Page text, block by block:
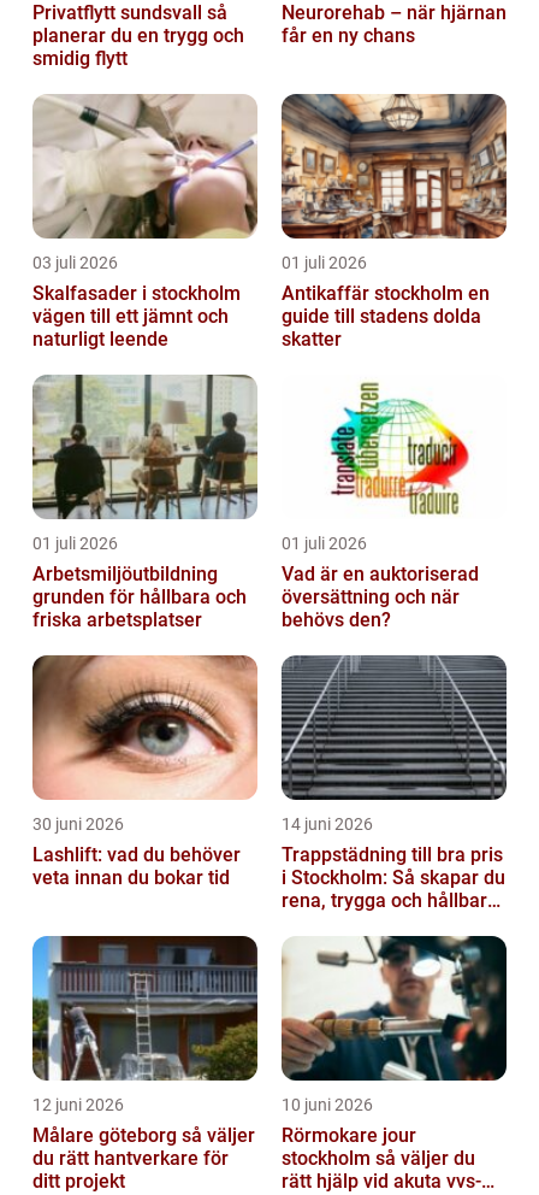
Privatflytt sundsvall så
planerar du en trygg och
smidig flytt
Neurorehab – när hjärnan
får en ny chans
03 juli 2026
Skalfasader i stockholm
vägen till ett jämnt och
naturligt leende
01 juli 2026
Antikaffär stockholm en
guide till stadens dolda
skatter
01 juli 2026
Arbetsmiljöutbildning
grunden för hållbara och
friska arbetsplatser
01 juli 2026
Vad är en auktoriserad
översättning och när
behövs den?
30 juni 2026
Lashlift: vad du behöver
veta innan du bokar tid
14 juni 2026
Trappstädning till bra pris
i Stockholm: Så skapar du
rena, trygga och hållbara
12 juni 2026
Målare göteborg så väljer
du rätt hantverkare för
ditt projekt
10 juni 2026
Rörmokare jour
stockholm så väljer du
rätt hjälp vid akuta vvs-